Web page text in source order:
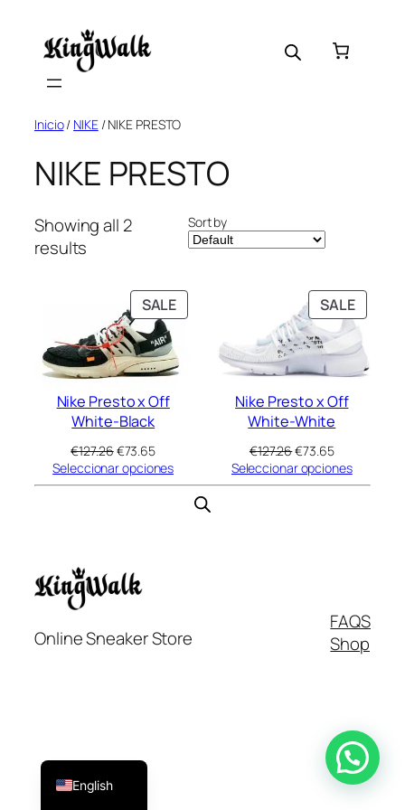
content
Inicio/ NIKE/ NIKE PRESTO
NIKE PRESTO
Showing all 2
results
Sort by
SALEPRODUCT
ON
Nike Presto x Off
White-Black
€127.26El
precio
original
€73.65El
precio
actual
Seleccionar opciones
SALE
ON
SALE
Nike Presto x Off
White-White
€127.26El
precio
original
€73.65El
precio
actual
Seleccionar opciones
Online Sneaker Store
FAQS
Shop
English